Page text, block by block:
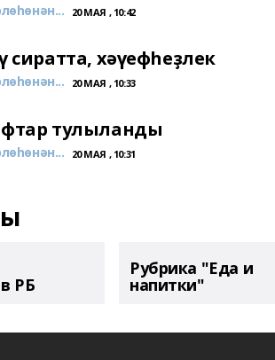
20 МАЯ , 10:42
сиратта, хәүефһеҙлек
20 МАЯ , 10:33
тулыланды
20 МАЯ , 10:31
РБ
Рубрика "Еда и
напитки"